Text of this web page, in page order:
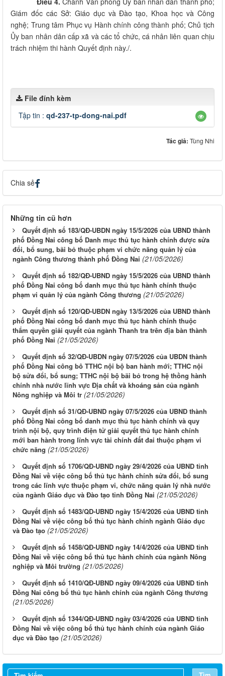
Giám đốc các Sở: Giáo dục và Đào tạo, Khoa học và Công
nghệ; Trung tâm Phục vụ Hành chính công thành phố; Chủ tịch
Ủy ban nhân dân cấp xã và các tổ chức, cá nhân liên quan chịu
trách nhiệm thi hành Quyết định này./.
File đính kèm
Tập tin : qd-237-tp-dong-nai.pdf
Tác giả: Tùng Nhi
Chia sẻ
Những tin cũ hơn
Quyết định số 183/QĐ-UBDN ngày 15/5/2026 của UBND thành
phố Đồng Nai công bố Danh mục thủ tục hành chính được sửa
đổi, bổ sung, bãi bỏ thuộc phạm vi chức năng quản lý của
ngành Công thương thành phố Đồng Nai (21/05/2026)
Quyết định số 182/QĐ-UBND ngày 15/5/2026 của UBND thành
phố Đồng Nai công bố danh mục thủ tục hành chính thuộc
phạm vi quản lý của ngành Công thương (21/05/2026)
Quyết định số 120/QĐ-UBDN ngày 13/5/2026 của UBND thành
phố Đồng Nai công bố danh mục thủ tục hành chính thuộc
thẩm quyền giải quyết của ngành Thanh tra trên địa bàn thành
phố Đồng Nai (21/05/2026)
Quyết định số 32/QĐ-UBDN ngày 07/5/2026 của UBDN thành
phố Đồng Nai công bô TTHC nội bộ ban hành mới; TTHC nội
bộ sửa đổi, bổ sung; TTHC nội bộ bãi bỏ trong hệ thồng hành
chính nhà nước lĩnh vực Địa chất và khoáng sản của ngành
Nông nghiệp và Môi tr (21/05/2026)
Quyết định số 31/QĐ-UBND ngày 07/5/2026 của UBND thành
phố Đồng Nai công bố danh mục thủ tục hành chính và quy
trình nội bộ, quy trình điện tử giải quyết thủ tục hành chính
mới ban hành trong lĩnh vực tài chính đất đai thuộc phạm vi
chức năng (21/05/2026)
Quyết định số 1706/QĐ-UBND ngày 29/4/2026 của UBND tỉnh
Đồng Nai về việc công bố thủ tục hành chính sửa đổi, bổ sung
trong các lĩnh vực thuộc phạm vi, chức năng quản lý nhà nước
của ngành Giáo dục và Đào tạo tỉnh Đồng Nai (21/05/2026)
Quyết định số 1483/QD-UBND ngày 15/4/2026 của UBND tỉnh
Đồng Nai về việc công bố thủ tục hành chính ngành Giáo dục
và Đào tạo (21/05/2026)
Quyết định số 1458/QĐ-UBND ngày 14/4/2026 của UBND tỉnh
Đồng Nai về việc công bố thủ tục hành chính của ngành Nông
nghiệp và Môi trường (21/05/2026)
Quyết định số 1410/QĐ-UBND ngày 09/4/2026 của UBND tỉnh
Đồng Nai công bố thủ tục hành chính của ngành Công thương
(21/05/2026)
Quyết định số 1344/QĐ-UBND ngày 03/4/2026 của UBND tỉnh
Đồng Nai về việc công bố thủ tục hành chính của ngành Giáo
dục và Đào tạo (21/05/2026)